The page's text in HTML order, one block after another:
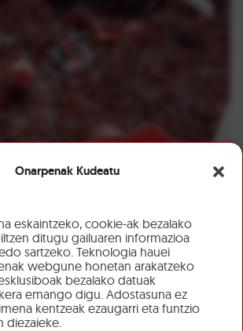
Onarpenak Kudeatu
eskaintzeko, cookie-ak bezalako
ditugu gailuaren informazioa
sartzeko. Teknologia hauei
webgune honetan arakatzeko
bezalako datuak
emango digu. Adostasuna ez
kentzeak ezaugarri eta funtzio
diezaieke.